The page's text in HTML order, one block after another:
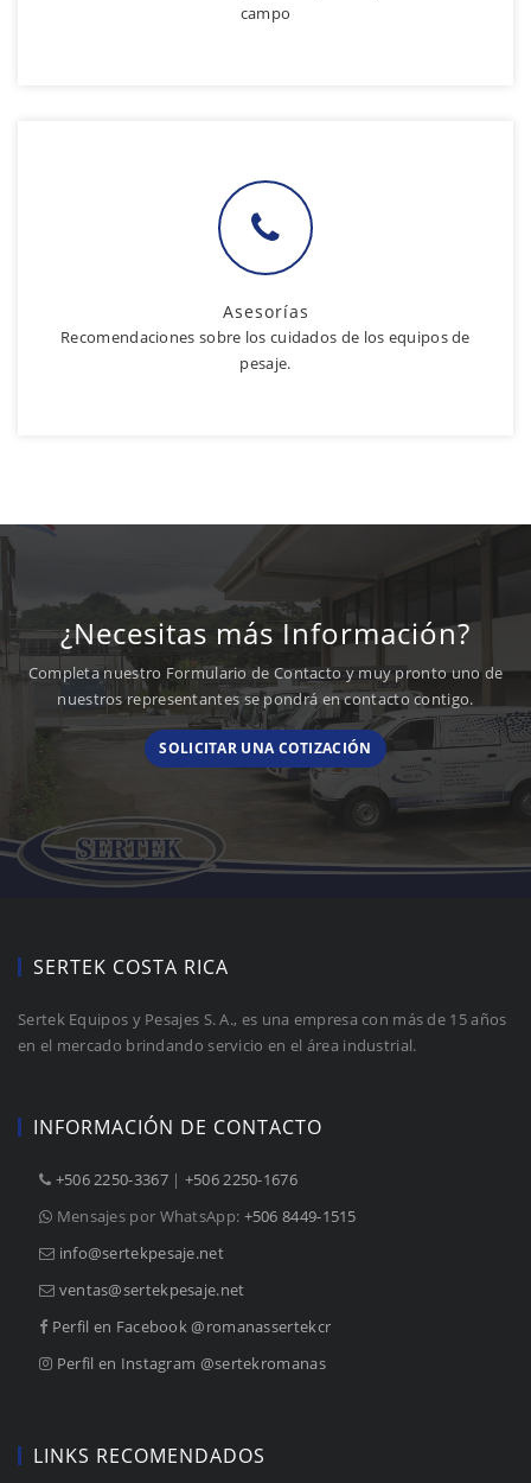
campo
Asesorías
Recomendaciones sobre los cuidados de los equipos de
pesaje.
¿Necesitas más Información?
Completa nuestro Formulario de Contacto y muy pronto uno de
nuestros representantes se pondrá en contacto contigo.
SOLICITAR UNA COTIZACIÓN
SERTEK COSTA RICA
Sertek Equipos y Pesajes S. A., es una empresa con más de 15 años
en el mercado brindando servicio en el área industrial.
INFORMACIÓN DE CONTACTO
+506 2250-3367 | +506 2250-1676
Mensajes por WhatsApp: +506 8449-1515
info@sertekpesaje.net
ventas@sertekpesaje.net
Perfil en Facebook @romanassertekcr
Perfil en Instagram @sertekromanas
LINKS RECOMENDADOS